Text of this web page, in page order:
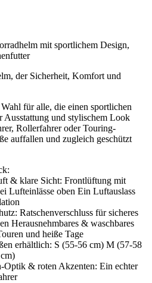
mit sportlichem Design,
der Sicherheit, Komfort und
für alle, die einen sportlichen
Ausstattung und stylischem Look
Rollerfahrer oder Touring-
auffallen und zugleich geschützt
& klare Sicht: Frontlüftung mit
Lufteinlässe oben Ein Luftauslass
Ratschenverschluss für sicheres
Herausnehmbares & waschbares
und heiße Tage
erhältlich: S (55-56 cm) M (57-58
Optik & roten Akzenten: Ein echter